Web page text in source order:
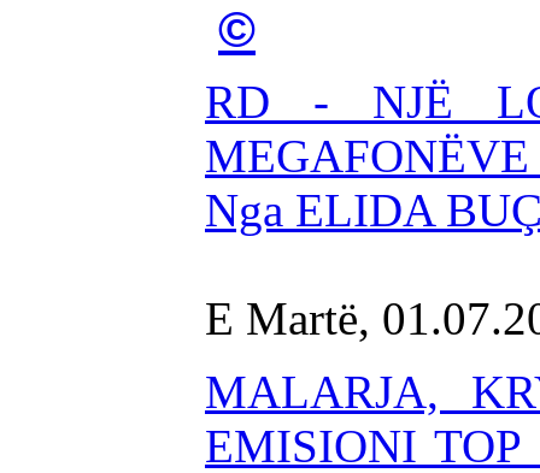
©
RD - NJË
Nga ELIDA
E Martë,
MALARJA,
EMISIONI